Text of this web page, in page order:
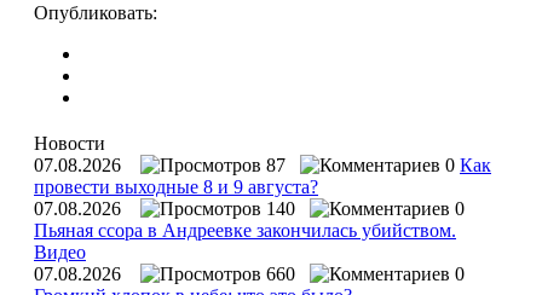
Опубликовать:
Новости
07.08.2026
87 0 Как
провести выходные 8 и 9 августа?
07.08.2026
140
0
Пьяная ссора в Андреевке закончилась убийством.
Видео
07.08.2026
660
0